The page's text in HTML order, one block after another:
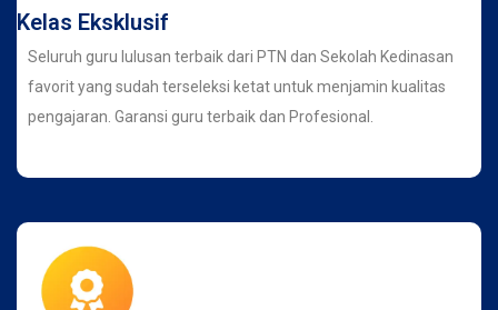
Kelas Eksklusif
Seluruh guru lulusan terbaik dari PTN dan Sekolah Kedinasan
favorit yang sudah terseleksi ketat untuk menjamin kualitas
pengajaran. Garansi guru terbaik dan Profesional.